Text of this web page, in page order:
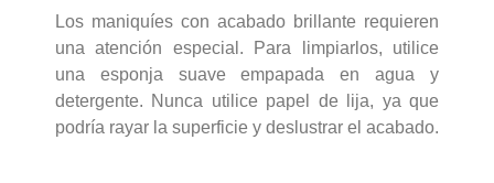
Los maniquíes con acabado brillante requieren
una atención especial. Para limpiarlos, utilice
una esponja suave empapada en agua y
detergente. Nunca utilice papel de lija, ya que
podría rayar la superficie y deslustrar el acabado.